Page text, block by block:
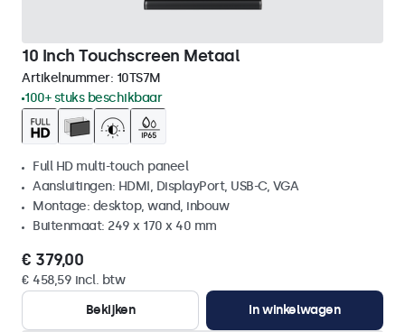
10 Inch Touchscreen Metaal
Artikelnummer: 10TS7M
100+ stuks beschikbaar
Full HD multi-touch paneel
Aansluitingen: HDMI, DisplayPort, USB-C, VGA
Montage: desktop, wand, inbouw
Buitenmaat: 249 x 170 x 40 mm
€ 379,00
€ 458,59 incl. btw
Bekijken
In winkelwagen